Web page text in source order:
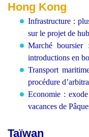
Hong Kong
Infrastructure :
sur le projet de
Marché
introductions en
Transport
procédure
Economie :
vacances de
Taïwan